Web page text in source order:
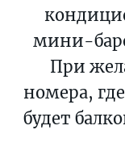
мини-
При
номера,
будет